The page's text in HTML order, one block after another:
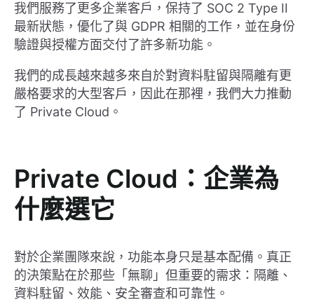
我們服務了更多企業客戶，保持了 SOC 2 Type II
最新狀態，優化了與 GDPR 相關的工作，並在身份
驗證與授權方面交付了許多新功能。
我們的成長越來越多來自於對資料駐留與隔離有更
嚴格要求的大型客戶，因此在那裡，我們大力推動
了 Private Cloud。
Private Cloud：企業為
什麼選它
對於企業團隊來說，功能本身只是基本配備。真正
的決策點在於那些「無聊」但重要的需求：隔離、
資料駐留、效能、安全審查和可靠性。